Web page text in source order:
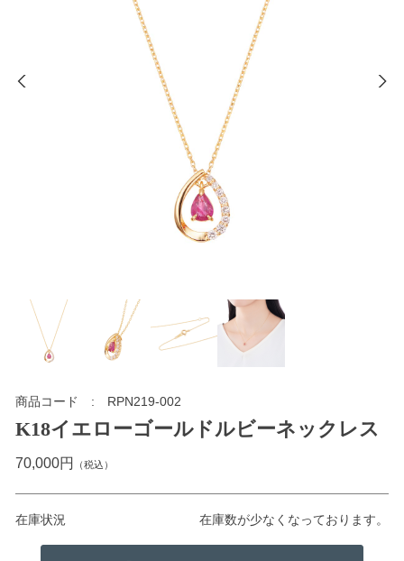
商品コード RPN219-002
K18イエローゴールドルビーネックレス
70,000円 （税込）
在庫状況 在庫数が少なくなっております。